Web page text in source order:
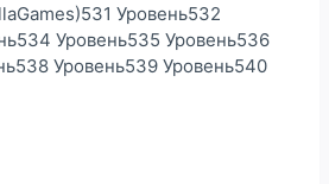
Уровень532
Уровень535 Уровень536
Уровень539 Уровень540